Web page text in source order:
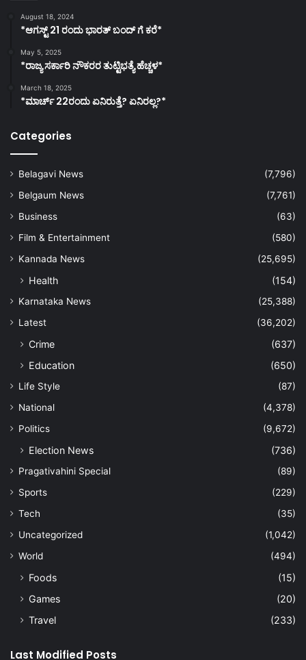
August 18, 2024
*ಆಗಸ್ಟ್ 21 ರಂದು ಭಾರತ್‌ ಬಂದ್‌ ಗೆ ಕರೆ*
May 5, 2025
*ರಾಜ್ಯ ಸರ್ಕಾರಿ ನೌಕರರ ತುಟ್ಟಿಭತ್ಯೆ ಹೆಚ್ಚಳ*
March 18, 2025
*ಮಾರ್ಚ್ 22ರಂದು ಏನಿರುತ್ತೆ? ಏನಿರಲ್ಲ?*
Categories
Belagavi News
(7,796)
Belgaum News
(7,761)
Business
(63)
Film & Entertainment
(580)
Kannada News
(25,695)
Health (154)
Karnataka News
(25,388)
Latest
(36,202)
Crime
(637)
Education
(650)
Life Style
(87)
National
(4,378)
Politics
(9,672)
Election News (736)
Pragativahini Special
(89)
Sports
(229)
Tech
(35)
Uncategorized
(1,042)
World
(494)
Foods
(15)
Games
(20)
Travel
(233)
Last Modified Posts